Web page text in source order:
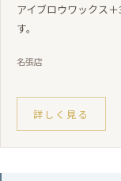
アイブロウワックス
す。
名張店
詳しく見る